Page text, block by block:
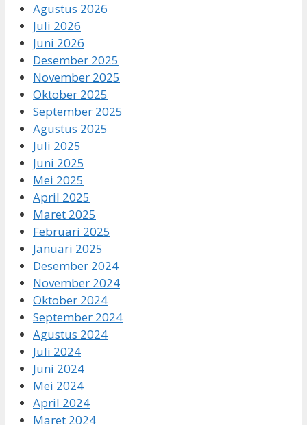
Agustus 2026
Juli 2026
Juni 2026
Desember 2025
November 2025
Oktober 2025
September 2025
Agustus 2025
Juli 2025
Juni 2025
Mei 2025
April 2025
Maret 2025
Februari 2025
Januari 2025
Desember 2024
November 2024
Oktober 2024
September 2024
Agustus 2024
Juli 2024
Juni 2024
Mei 2024
April 2024
Maret 2024